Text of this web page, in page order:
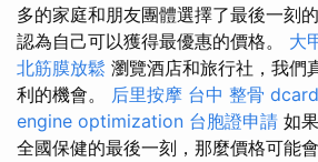
多的家庭和朋友團體選擇了最後一刻
認為自己可以獲得最優惠的價格。 大
北筋膜放鬆 瀏覽酒店和旅行社，我們
利的機會。 后里按摩 台中 整骨 dcard
engine optimization 台胞證申請 如
全國保健的最後一刻，那麼價格可能